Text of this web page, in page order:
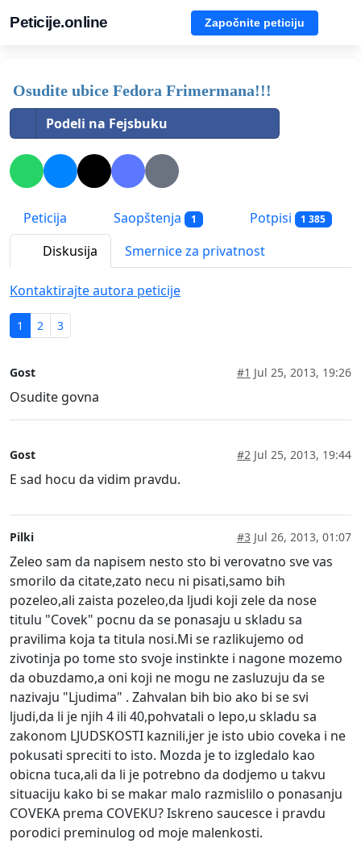
Peticije.online Započnite peticiju
Osudite ubice Fedora Frimermana!!!
Podeli na Fejsbuku
Peticija Saopštenja 1 Potpisi 1 385
Diskusija Smernice za privatnost
Kontaktirajte autora peticije
1 2 3
Gost #1 Jul 25, 2013, 19:26
Osudite govna
Gost #2 Jul 25, 2013, 19:44
E sad hocu da vidim pravdu.
Pilki #3 Jul 26, 2013, 01:07
Zeleo sam da napisem nesto sto bi verovatno sve vas
smorilo da citate,zato necu ni pisati,samo bih
pozeleo,ali zaista pozeleo,da ljudi koji zele da nose
titulu "Covek" pocnu da se ponasaju u skladu sa
pravilima koja ta titula nosi.Mi se razlikujemo od
zivotinja po tome sto svoje instinkte i nagone mozemo
da obuzdamo,a oni koji ne mogu ne zasluzuju da se
nazivaju "Ljudima" . Zahvalan bih bio ako bi se svi
ljudi,da li je njih 4 ili 40,pohvatali o lepo,u skladu sa
zakonom LJUDSKOSTI kaznili,jer je isto ubio coveka i ne
pokusati spreciti to isto. Mozda je to izgledalo kao
obicna tuca,ali da li je potrebno da dodjemo u takvu
situaciju kako bi se makar malo razmislilo o ponasanju
COVEKA prema COVEKU? Iskreno saucesce i pravdu
porodici preminulog od moje malenkosti.